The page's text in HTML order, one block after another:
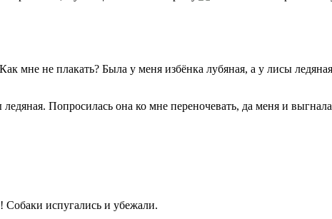
Попросилась она ко мне переночевать, да меня и
испугались и убежали.